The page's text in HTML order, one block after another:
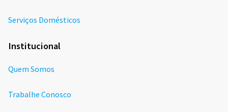
Serviços Domésticos
Institucional
Quem Somos
Trabalhe Conosco